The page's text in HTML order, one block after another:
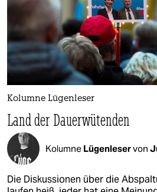
Kolumne Lügenleser
Land der Dauerwütenden
Kolumne Lügenleservon
Die Diskussionen über die